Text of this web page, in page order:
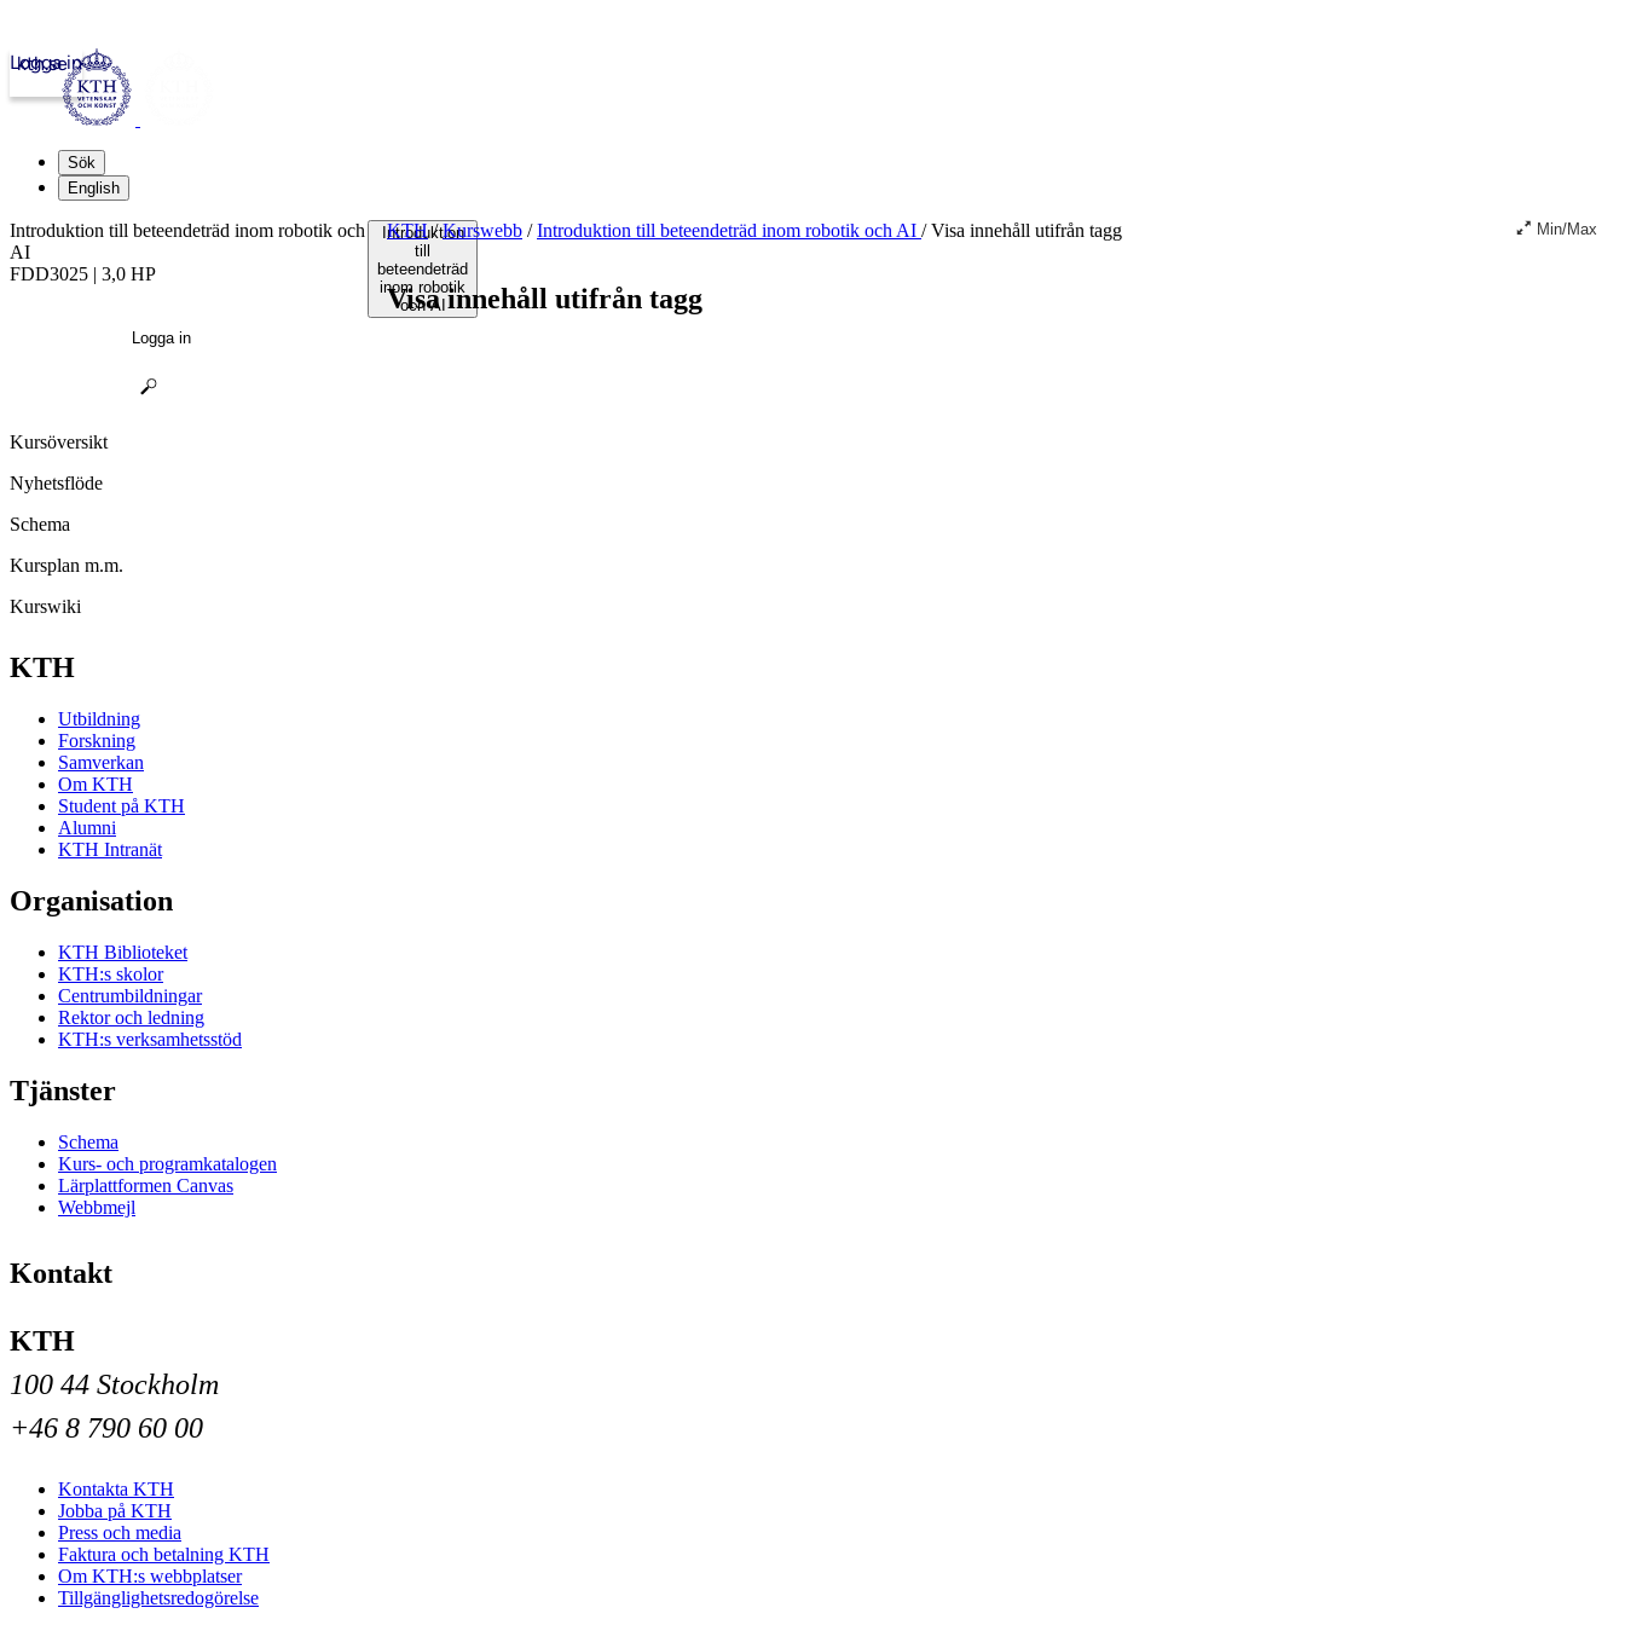
kth.se
Logga in
Sök
English
Introduktion
till
beteendeträd
inom robotik
och AI
KTH / Kurswebb / Introduktion till beteendeträd inom robotik och AI /Visa innehåll utifrån tagg Min/Max
Visa innehåll utifrån tagg
Introduktion till beteendeträd inom robotik och
AI
FDD3025 | 3,0 HP
Logga in
Kursöversikt
Nyhetsflöde
Schema
Kursplan m.m.
Kurswiki
KTH
Utbildning
Forskning
Samverkan
Om KTH
Student på KTH
Alumni
KTH Intranät
Organisation
KTH Biblioteket
KTH:s skolor
Centrumbildningar
Rektor och ledning
KTH:s verksamhetsstöd
Tjänster
Schema
Kurs- och programkatalogen
Lärplattformen Canvas
Webbmejl
Kontakt
KTH
100 44 Stockholm
+46 8 790 60 00
Kontakta KTH
Jobba på KTH
Press och media
Faktura och betalning KTH
Om KTH:s webbplatser
Tillgänglighetsredogörelse